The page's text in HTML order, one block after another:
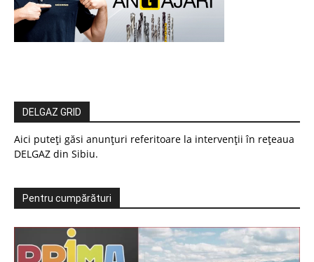
DELGAZ GRID
Aici puteți găsi anunțuri referitoare la intervenții în rețeaua
DELGAZ din Sibiu.
Pentru cumpărături